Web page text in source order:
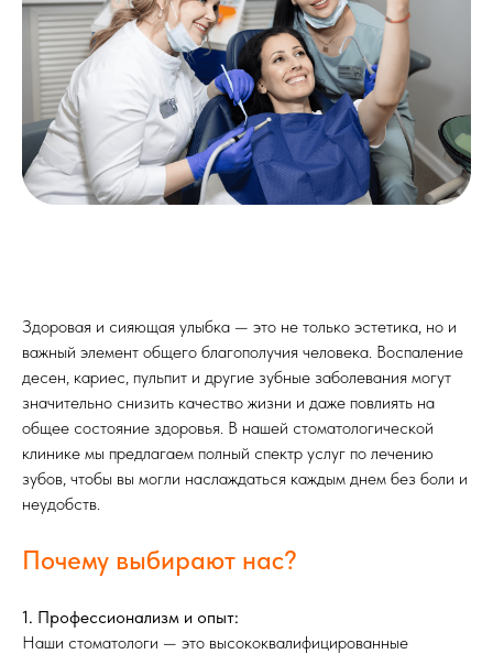
Здоровая и сияющая улыбка — это не только эстетика, но и
важный элемент общего благополучия человека. Воспаление
десен, кариес, пульпит и другие зубные заболевания могут
значительно снизить качество жизни и даже повлиять на
общее состояние здоровья. В нашей стоматологической
клинике мы предлагаем полный спектр услуг по лечению
зубов, чтобы вы могли наслаждаться каждым днем без боли и
неудобств.
Почему выбирают нас?
1. Профессионализм и опыт:
Наши стоматологи — это высококвалифицированные